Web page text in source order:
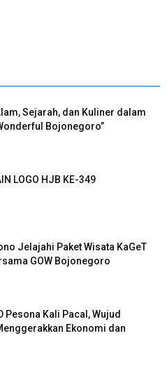
Sejarah, dan Kuliner dalam
Bojonegoro”
LOGO HJB KE-349
Jelajahi Paket Wisata KaGeT
GOW Bojonegoro
Pesona Kali Pacal, Wujud
Ekonomi dan